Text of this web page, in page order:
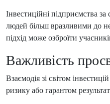
Інвестиційні підприємства
людей більш вразливими до
підхід може озброїти
Важливість
Взаємодія зі світом
ризику або гарантом